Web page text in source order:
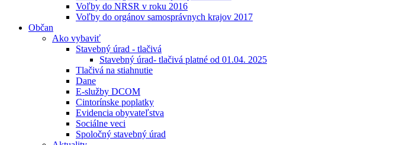
Voľby do NRSR v roku 2016
Voľby do orgánov samosprávnych krajov 2017
Občan
Ako vybaviť
Stavebný úrad - tlačivá
Stavebný úrad- tlačivá platné od 01.04. 2025
Tlačivá na stiahnutie
Dane
E-služby DCOM
Cintorínske poplatky
Evidencia obyvateľstva
Sociálne veci
Spoločný stavebný úrad